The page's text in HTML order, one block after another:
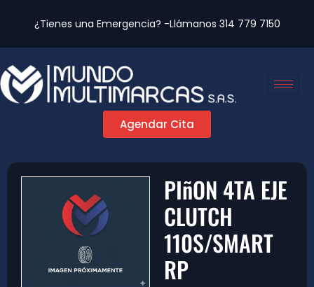
¿Tienes una Emergencia? -Llámanos 314 779 7150
Agendar Cita
PIñON 4TA EJE
CLUTCH
110S/SMART
RP